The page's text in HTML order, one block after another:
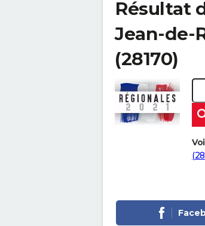
Résultat
Jean-de-
(28170)